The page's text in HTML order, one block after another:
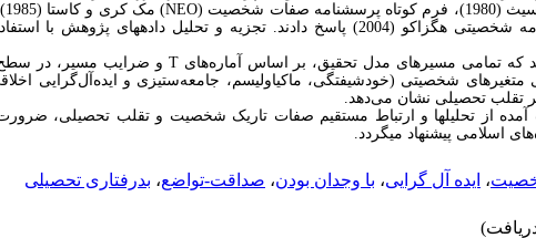
شخصیت (
NEO
)
پاسخ دادند. تجزیه و تحلیل داده­های پژوهش با استفاده از نرم افزار
که تمامی مسیرهای مدل تحقیق، بر اساس آماره‌های T
متغیرهای شخصیتی (خودشیفتگی، ماکیاولیسم، جامعه‌ستیزی و ایده‌آل‌گرایی
تقلب تحصیلی نشان می‌دهد.
آمده از تحلیل­ها و ارتباط مستقیم صفات تاریک شخصیت و تقلب تحصیلی،
اسلامی پیشنهاد می­گردد.
، ایده آل گرایی، با وجدان بودن، صداقت-تواضع، بدرفتاری تحصیلی